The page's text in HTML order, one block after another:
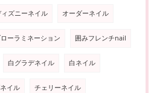
ズニーネイル オーダーネイル
ーラミネーション 囲みフレンチnail
白グラデネイル 白ネイル
イル チェリーネイル